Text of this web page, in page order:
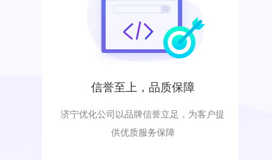
信誉至上，品质保障
济宁优化公司以品牌信誉立足，为客户提
供优质服务保障